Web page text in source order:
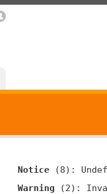
Notice (8) :
Warning (2) :